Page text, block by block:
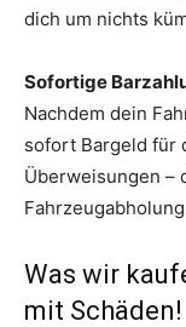
dich um nichts
Sofortige
Nachdem dein
sofort Bargeld für
Überweisungen –
Was wir
mit Schäden!